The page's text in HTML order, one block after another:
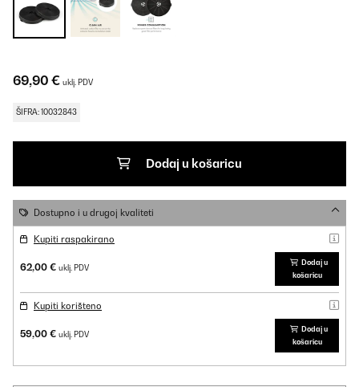
69,90 € uklj. PDV
ŠIFRA: 10032843
Dodaj u košaricu
Dostupno i u drugoj kvaliteti
Kupiti raspakirano
62,00 € uklj. PDV
Dodaj u
košaricu
Kupiti korišteno
59,00 € uklj. PDV
Dodaj u
košaricu